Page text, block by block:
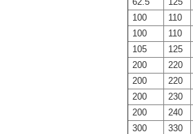
100
110
100
110
105
125
200
220
200
220
200
230
200
240
300
330